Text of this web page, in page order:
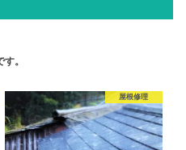
。
屋根修理